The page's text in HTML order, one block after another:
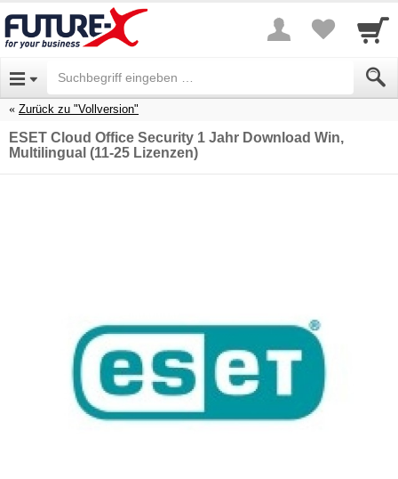
Zurück zu "Vollversion"
ESET Cloud Office Security 1 Jahr Download Win,
Multilingual (11-25 Lizenzen)